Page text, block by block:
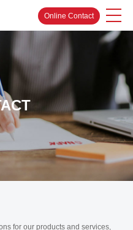
Online Contact
for our products and services,